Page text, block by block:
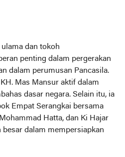
dan tokoh
penting dalam pergerakan
dalam perumusan Pancasila.
Mas Mansur aktif dalam
dasar negara. Selain itu, ia
Empat Serangkai bersama
Hatta, dan Ki Hajar
besar dalam mempersiapkan